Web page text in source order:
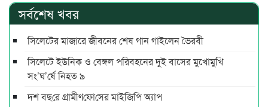
সর্বশেষ খবর
সিলেটের মাজারে জীবনের শেষ গান গাইলেন ভৈরবী
সিলেটে ইউনিক ও বেঙ্গল পরিবহনের দুই বাসের মুখোমুখি
সং’ঘ’র্ষে নিহত ৯
দশ বছ‌রে গ্রামীণ‌ফো‌সের মাইজিপি অ্যাপ